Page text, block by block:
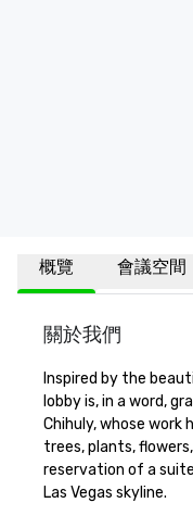
概覽 會議空間
關於我們
Inspired by the
lobby is, in a word,
Chihuly, whose work
trees, plants,
reservation of a
Las Vegas skyline.